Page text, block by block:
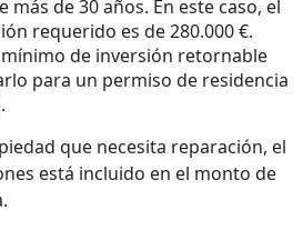
más de 30 años. En este caso, el
requerido es de 280.000 €.
de inversión retornable
para un permiso de residencia
que necesita reparación, el
está incluido en el monto de